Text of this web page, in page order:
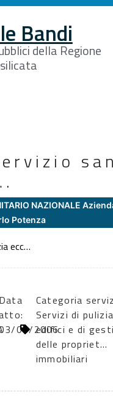
Bandi
della Regione
NAZIONALE
Potenza
ecc…
Data
03/2006
Categoria
Servizi di
edifici e di
delle propriet…
immobiliari